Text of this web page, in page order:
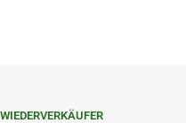
WIEDERVERKÄUFER